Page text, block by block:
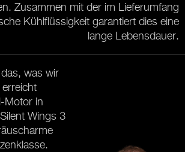
Zusammen mit der im Lieferumfang
Kühlflüssigkeit garantiert dies eine
lange Lebensdauer.
was wir
Motor in
Wings 3